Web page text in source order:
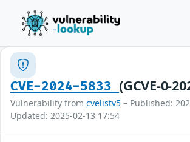
CVE-2024-5833(GCVE-0-
Vulnerability from cvelistv5 – Published:
Updated: 2025-02-13 17:54